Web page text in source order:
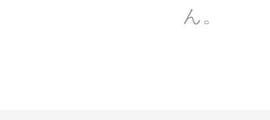
ん。